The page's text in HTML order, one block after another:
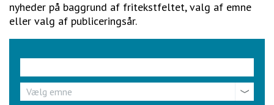
nyheder på baggrund af fritekstfeltet, valg af emne
eller valg af publiceringsår.
Emne
Vælg emne